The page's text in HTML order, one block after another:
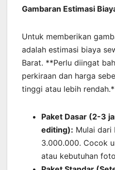
Gambaran Estimasi
Untuk memberikan
adalah estimasi biaya
Barat. **Perlu diingat
perkiraan dan harga
tinggi atau lebih
Paket Dasar (2-3
editing): Mulai dari
3.000.000. Cocok
atau kebutuhan